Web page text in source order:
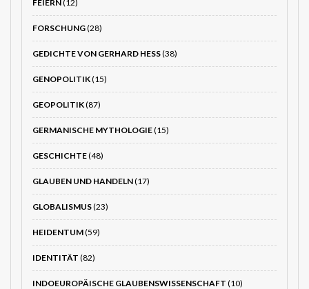
FEIERN(12)
FORSCHUNG(28)
GEDICHTE VON GERHARD HESS(38)
GENOPOLITIK(15)
GEOPOLITIK(87)
GERMANISCHE MYTHOLOGIE(15)
GESCHICHTE(48)
GLAUBEN UND HANDELN(17)
GLOBALISMUS(23)
HEIDENTUM(59)
IDENTITÄT (82)
INDOEUROPÄISCHE GLAUBENSWISSENSCHAFT (10)